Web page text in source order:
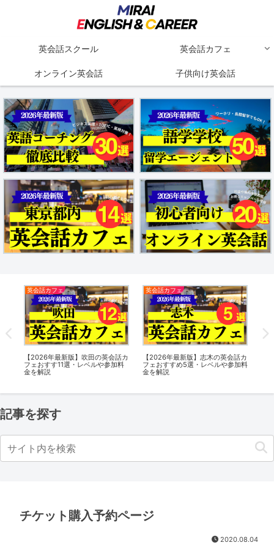
英会話スクール 英会話カフェ
オンライン英会話 子供向け英会話
英会話カフェ
【2026年最新版】吹田の英会話カ
フェおすす11選・レベルや参加料
金を解説
英会話カフェ
【2026年最新版】志木の英会話カ
フェおすすめ5選・レベルや参加料
金を解説
記事を探す
チケット購入予約ページ
2020.08.04